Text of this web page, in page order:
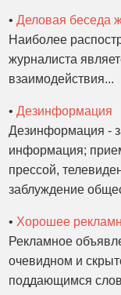
•Деловая беседа
Наиболее
журналиста
взаимодействия...
•Дезинформация
Дезинформация -
информация;
прессой,
заблуждение
• Хорошее
Рекламное
очевидном и
поддающимся